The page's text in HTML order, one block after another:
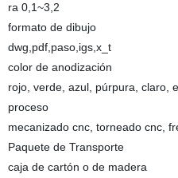
ra 0,1~3,2
formato de dibujo
dwg,pdf,paso,igs,x_t
color de anodización
rojo, verde, azul, púrpura, claro,
proceso
mecanizado cnc, torneado cnc,
Paquete de Transporte
caja de cartón o de madera